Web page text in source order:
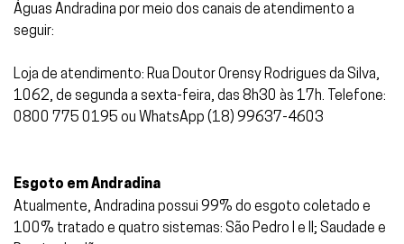
Águas Andradina por meio dos canais de atendimento a
seguir:
Loja de atendimento: Rua Doutor Orensy Rodrigues da Silva,
1062, de segunda a sexta-feira, das 8h30 às 17h. Telefone:
0800 775 0195 ou WhatsApp (18) 99637-4603
Esgoto em Andradina
Atualmente, Andradina possui 99% do esgoto coletado e
100% tratado e quatro sistemas: São Pedro I e II; Saudade e